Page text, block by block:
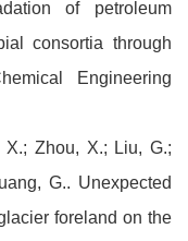
of petroleum
consortia through
Engineering
Zhou, X.; Liu, G.;
G.. Unexpected
foreland on the